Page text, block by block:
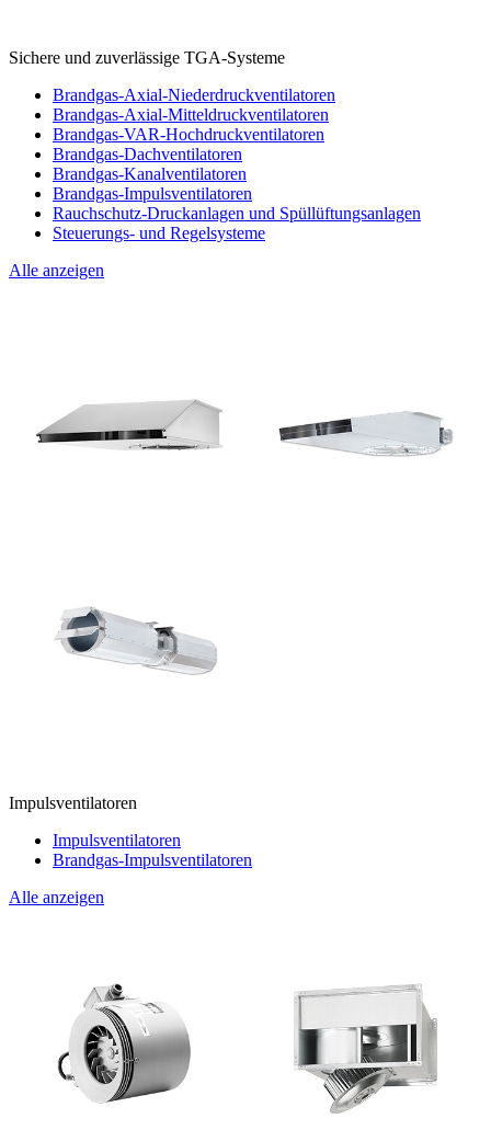
Sichere und zuverlässige TGA-Systeme
Brandgas-Axial-Niederdruckventilatoren
Brandgas-Axial-Mitteldruckventilatoren
Brandgas-VAR-Hochdruckventilatoren
Brandgas-Dachventilatoren
Brandgas-Kanalventilatoren
Brandgas-Impulsventilatoren
Rauchschutz-Druckanlagen und Spüllüftungsanlagen
Steuerungs- und Regelsysteme
Alle anzeigen
Impulsventilatoren
Impulsventilatoren
Brandgas-Impulsventilatoren
Alle anzeigen